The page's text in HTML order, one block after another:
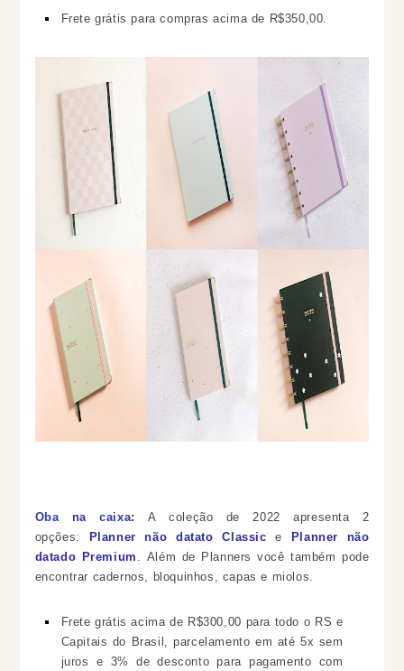
Frete grátis para compras acima de R$350,00.
Oba na caixa:
A coleção de 2022 apresenta 2
opções: Planner não datato Classice Planner não
datado Premium
Além de Planners você também pode
encontrar cadernos, bloquinhos, capas e miolos.
Frete grátis acima de R$300,00 para todo o RS e
Capitais do Brasil, parcelamento em até 5x sem
juros e 3% de desconto para pagamento com